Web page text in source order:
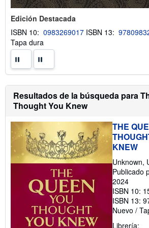
Edición Destacada
ISBN 10: 0983269017 ISBN 13:
Tapa dura
Resultados de la búsqueda para
Thought You Knew
THE
KNEW
Unknown,
Publicado
2024
ISBN 10:
ISBN 13:
Nuevo /
Librería: